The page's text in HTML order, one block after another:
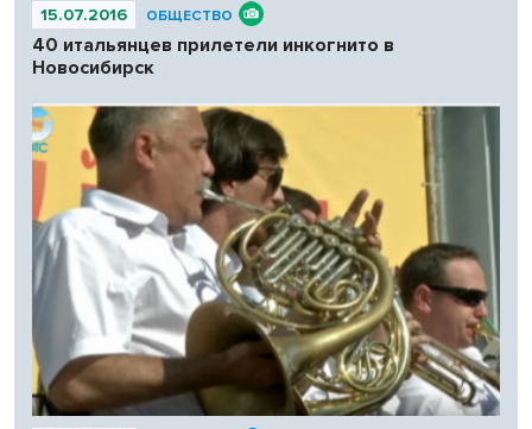
15.07.2016 ОБЩЕСТВО
40 итальянцев прилетели инкогнито в
Новосибирск